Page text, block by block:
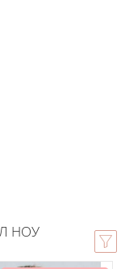
НОУ